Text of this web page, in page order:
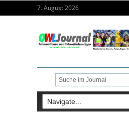
7. August 2026